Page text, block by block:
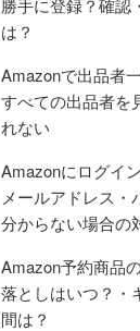
は？
Amazonで出品者
すべての出品者を
れない
Amazonにログイ
メールアドレス・
分からない場合の
Amazon予約商品
落としはいつ？・
間は？